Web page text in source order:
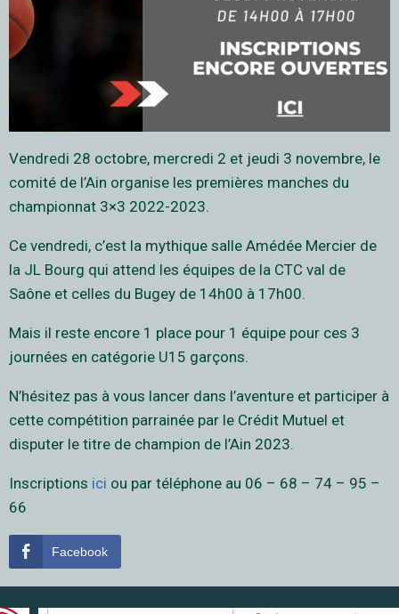
Vendredi 28 octobre, mercredi 2 et jeudi 3 novembre, le
comité de l’Ain organise les premières manches du
championnat 3×3 2022-2023.
Ce vendredi, c’est la mythique salle Amédée Mercier de
la JL Bourg qui attend les équipes de la CTC val de
Saône et celles du Bugey de 14h00 à 17h00.
Mais il reste encore 1 place pour 1 équipe pour ces 3
journées en catégorie U15 garçons.
N’hésitez pas à vous lancer dans l’aventure et participer à
cette compétition parrainée par le Crédit Mutuel et
disputer le titre de champion de l’Ain 2023.
Inscriptions ici ou par téléphone au 06 – 68 – 74 – 95 –
66
Facebook